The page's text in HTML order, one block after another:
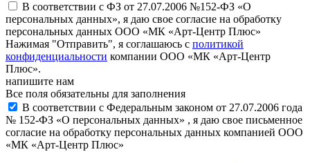
В соответствии с ФЗ от 27.07.2006 №152-ФЗ «О
персональных данных», я даю свое согласие на обработку
персональных данных ООО «МК «Арт-Центр Плюс»
Нажимая "Отправить", я соглашаюсь с политикой
конфиденциальности компании ООО «МК «Арт-Центр
Плюс».
напишите нам
Все поля обязательны для заполнения
В соответствии с Федеральным законом от 27.07.2006 года
№ 152-ФЗ «О персональных данных» , я даю свое письменное
согласие на обработку персональных данных компанией ООО
«МК «Арт-Центр Плюс»